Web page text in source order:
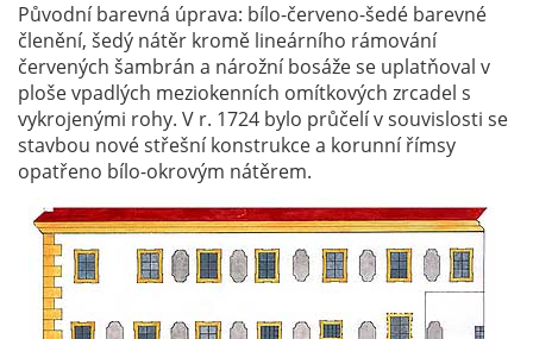
Původní barevná úprava: bílo-červeno-šedé barevné
členění, šedý nátěr kromě lineárního rámování
červených šambrán a nárožní bosáže se uplatňoval v
ploše vpadlých meziokenních omítkových zrcadel s
vykrojenými rohy. V r. 1724 bylo průčelí v souvislosti se
stavbou nové střešní konstrukce a korunní římsy
opatřeno bílo-okrovým nátěrem.